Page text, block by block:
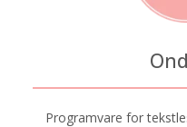
Programvare for